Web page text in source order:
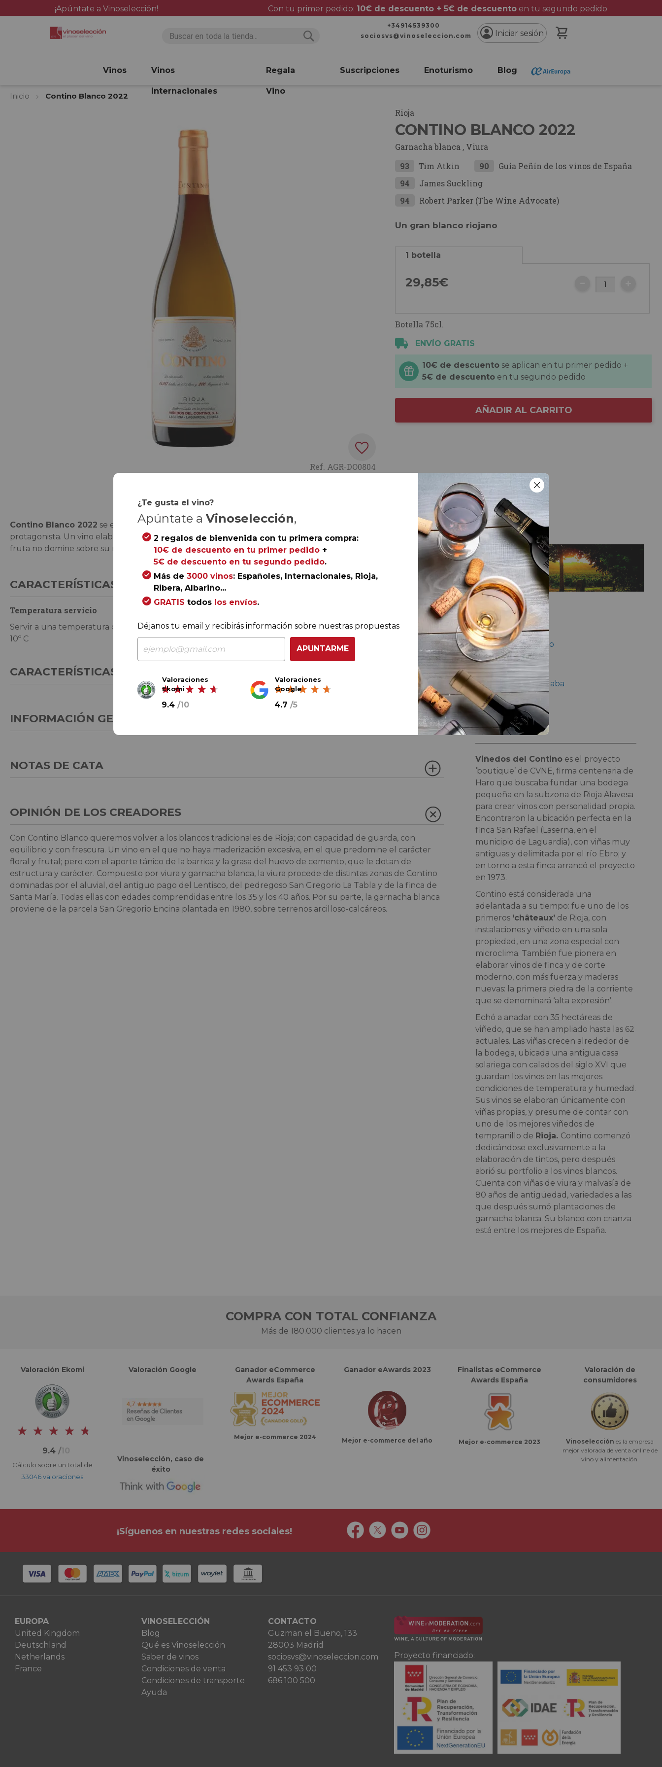
¡Apúntate a Vinoselección! Con tu primer pedido: 10€ de descuento + 5€ de descuentoen tu segundo pedido
+34914539300
sociosvs@vinoseleccion.com
Iniciar sesión
Vinos Vinos
internacionales
Regala
Vino
Suscripciones Enoturismo Blog
Inicio
Contino Blanco 2022
la
galería
de
Ref. AGR-DO0804
Rioja
CONTINO BLANCO 2022
Garnacha blanca , Viura
93
Tim Atkin 90
Guía Peñín de los vinos de España
94
James Suckling
94
Robert Parker (The Wine Advocate)
Un gran blanco riojano
1 botella
29,85€
Botella 75cl.
ENVÍO GRATIS
10€ de descuento se aplican en tu primer pedido +
5€ de descuento en tu segundo pedido
AÑADIR AL CARRITO
Contino Blanco 2022 se elabora en Viñedos del Contino, el ‘château’ de CVNE donde la viña es la principal
protagonista. Un vino elaborado bajo el patrón histórico riojano, perfectamente reinterpretado para que la
fruta no domine sobre su meditada crianza en barrica.
CARACTERÍSTICAS DE CONSUMO
Temperatura servicio
Servir a una temperatura de entre 9 y
10º C
En perfecto estado hasta finales de
2024
CARACTERÍSTICAS GENERALES
INFORMACIÓN GENERAL
NOTAS DE CATA
OPINIÓN DE LOS CREADORES
Con Contino Blanco queremos volver a los blancos tradicionales de Rioja; con capacidad de guarda, con
equilibrio y con frescura. Un vino en el que no haya maderización excesiva, en el que predomine el carácter
floral y frutal; pero con el aporte tánico de la barrica y la grasa del huevo de cemento, que le dotan de
estructura y carácter. Compuesto por viura y garnacha blanca, la viura procede de distintas zonas de Contino
dominadas por el aluvial, del antiguo pago del Lentisco, del pedregoso San Gregorio La Tabla y de la finca de
Santa María. Todas ellas con edades comprendidas entre los 35 y los 40 años. Por su parte, la garnacha blanca
proviene de la parcela San Gregorio Encina plantada en 1980, sobre terrenos arcilloso-calcáreos.
LA BODEGA
Bodega
Viñedos del Contino
Enólogo
Jorge Navascués Haba
Bodeguero
CVNE. S.A.
Viñedos del Continoes el proyecto
‘boutique’ de CVNE, firma centenaria de
Haro que buscaba fundar una bodega
pequeña en la subzona de Rioja Alavesa
para crear vinos con personalidad propia.
Encontraron la ubicación perfecta en la
finca San Rafael (Laserna, en el
municipio de Laguardia), con viñas muy
antiguas y delimitada por el río Ebro; y
en torno a esta finca arrancó el proyecto
en 1973.
Contino está considerada una
adelantada a su tiempo: fue uno de los
primeros ‘châteaux’de Rioja, con
instalaciones y viñedo en una sola
propiedad, en una zona especial con
microclima. También fue pionera en
elaborar vinos de finca y de corte
moderno, con más fuerza y maderas
nuevas: la primera piedra de la corriente
que se denominará ‘alta expresión’.
Echó a anadar con 35 hectáreas de
viñedo, que se han ampliado hasta las 62
actuales. Las viñas crecen alrededor de
la bodega, ubicada una antigua casa
solariega con calados del siglo XVI que
guardan los vinos en las mejores
condiciones de temperatura y humedad.
Sus vinos se elaboran únicamente con
viñas propias, y presume de contar con
uno de los mejores viñedos de
tempranillo de Rioja. Contino comenzó
dedicándose exclusivamente a la
elaboración de tintos, pero después
abrió su portfolio a los vinos blancos.
Cuenta con viñas de viura y malvasía de
80 años de antigüedad, variedades a las
que después sumó plantaciones de
garnacha blanca. Su blanco con crianza
está entre los mejores de España.
COMPRA CON TOTAL CONFIANZA
Más de 180.000 clientes ya lo hacen
Valoración Ekomi
9.4 /10
Cálculo sobre un total de
33046 valoraciones
Valoración Google
Vinoselección, caso de
éxito
Ganador eCommerce
Awards España
Mejor e-commerce 2024
Ganador eAwards 2023
Mejor e-commerce del año
Finalistas eCommerce
Awards España
Mejor e-commerce 2023
Valoración de
consumidores
Vinoselección es la empresa
mejor valorada de venta online de
vino y alimentación.
¡Síguenos en nuestras redes sociales!
EUROPA
United Kingdom
Deutschland
Netherlands
France
VINOSELECCIÓN
Blog
Qué es Vinoselección
Saber de vinos
Condiciones de venta
Condiciones de transporte
Ayuda
CONTACTO
Guzman el Bueno, 133
28003 Madrid
sociosvs@vinoseleccion.com
91 453 93 00
686 100 500
Proyecto financiado:
¿Te gusta el vino?
Apúntate a Vinoselección,
2 regalos de bienvenida con tu primera compra:
10€ de descuento en tu primer pedido+
5€ de descuento en tu segundo pedido.
Más de 3000 vinos: Españoles, Internacionales, Rioja,
Ribera, Albariño...
GRATIS todos los envíos.
Déjanos tu email y recibirás información sobre nuestras propuestas
APUNTARME
Valoraciones
Ekomi
9.4 /10
Valoraciones
Google
4.7 /5